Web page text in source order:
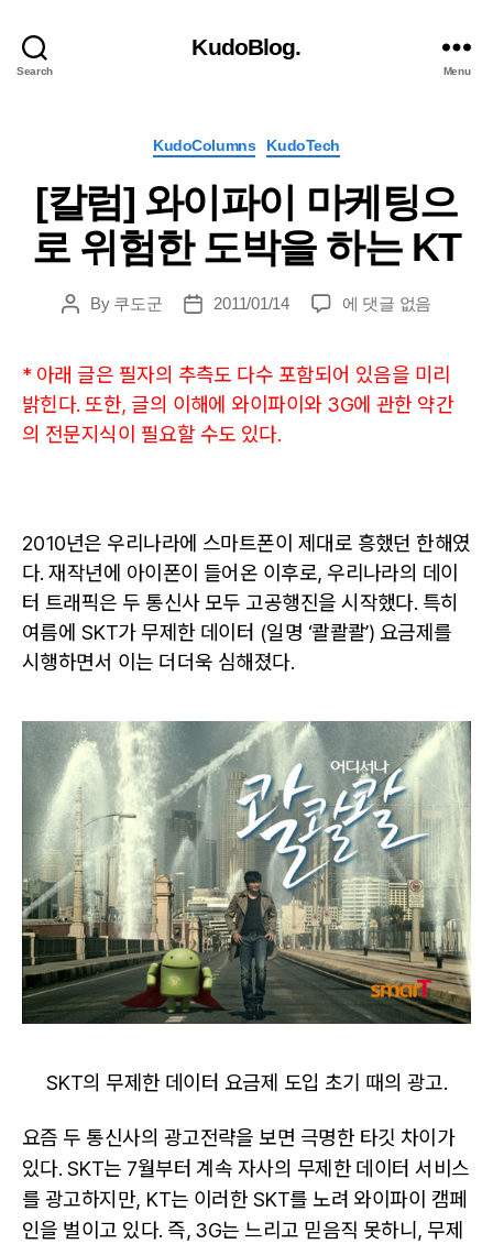
Search
KudoBlog.
Menu
Categories
KudoColumns KudoTech
[칼럼] 와이파이 마케팅으
로 위험한 도박을 하는 KT
PostBy 쿠도군
Post2011/01/14
[칼
이
파
로
위
험
한
도
KT
에 댓글 없음
* 아래 글은 필자의 추측도 다수 포함되어 있음을 미리
밝힌다. 또한, 글의 이해에 와이파이와 3G에 관한 약간
의 전문지식이 필요할 수도 있다.
2010년은 우리나라에 스마트폰이 제대로 흥했던 한해였
다. 재작년에 아이폰이 들어온 이후로, 우리나라의 데이
터 트래픽은 두 통신사 모두 고공행진을 시작했다. 특히
여름에 SKT가 무제한 데이터 (일명 ‘콸콸콸’) 요금제를
시행하면서 이는 더더욱 심해졌다.
SKT의 무제한 데이터 요금제 도입 초기 때의 광고.
요즘 두 통신사의 광고전략을 보면 극명한 타깃 차이가
있다. SKT는 7월부터 계속 자사의 무제한 데이터 서비스
를 광고하지만, KT는 이러한 SKT를 노려 와이파이 캠페
인을 벌이고 있다. 즉, 3G는 느리고 믿음직 못하니, 무제